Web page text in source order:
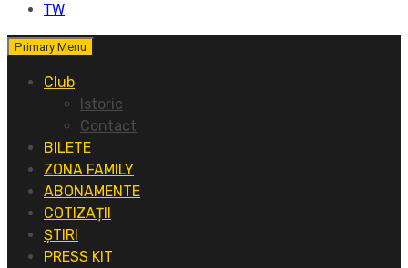
TW
Primary Menu
Club
Istoric
Contact
BILETE
ZONA FAMILY
ABONAMENTE
COTIZAȚII
ȘTIRI
PRESS KIT